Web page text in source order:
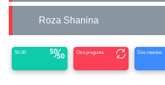
Roza Shanina
50-50 Otra pregunta Dos intentos